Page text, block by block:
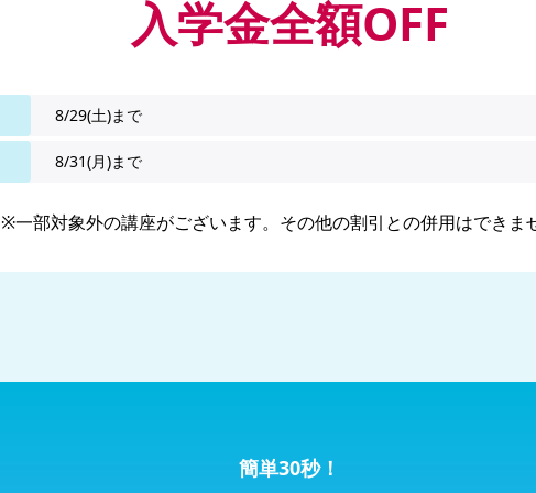
入学金全額OFF
8/29(土)まで
8/31(月)まで
※一部対象外の講座がございます。その他の割引との併用はできま
簡単30秒！